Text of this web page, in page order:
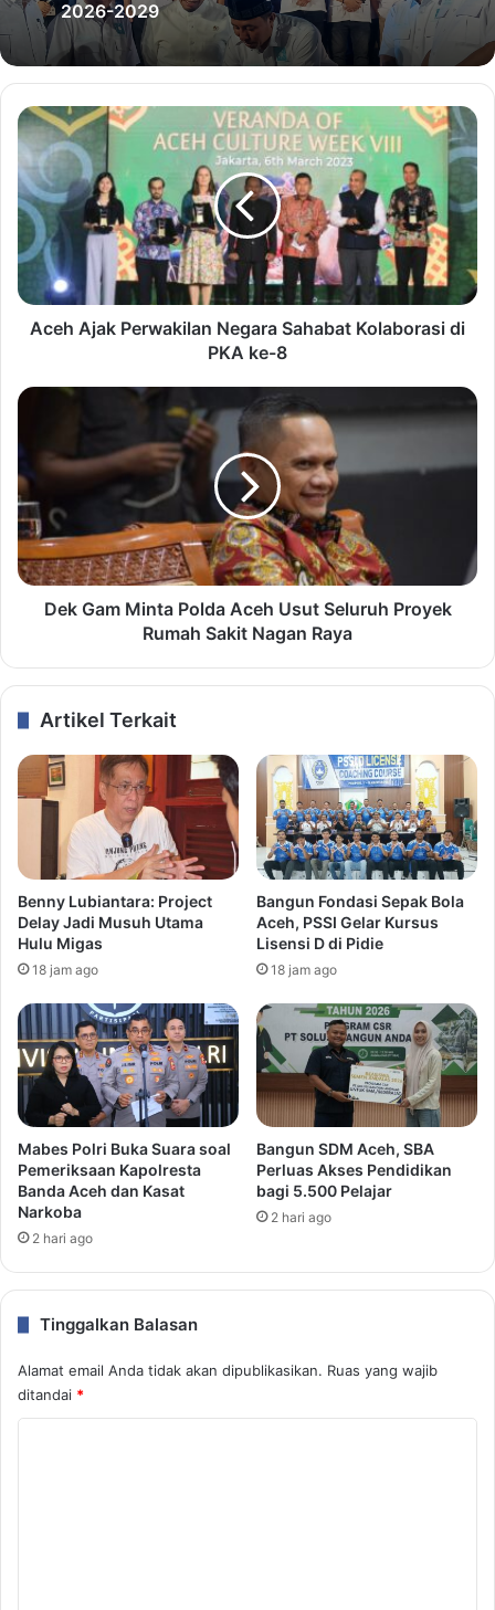
2026-2029
Aceh Ajak Perwakilan Negara Sahabat Kolaborasi di
PKA ke-8
Dek Gam Minta Polda Aceh Usut Seluruh Proyek
Rumah Sakit Nagan Raya
Artikel Terkait
Benny Lubiantara: Project
Delay Jadi Musuh Utama
Hulu Migas
18 jam ago
Bangun Fondasi Sepak Bola
Aceh, PSSI Gelar Kursus
Lisensi D di Pidie
18 jam ago
Mabes Polri Buka Suara soal
Pemeriksaan Kapolresta
Banda Aceh dan Kasat
Narkoba
2 hari ago
Bangun SDM Aceh, SBA
Perluas Akses Pendidikan
bagi 5.500 Pelajar
2 hari ago
Tinggalkan Balasan
Alamat email Anda tidak akan dipublikasikan. Ruas yang wajib
ditandai *